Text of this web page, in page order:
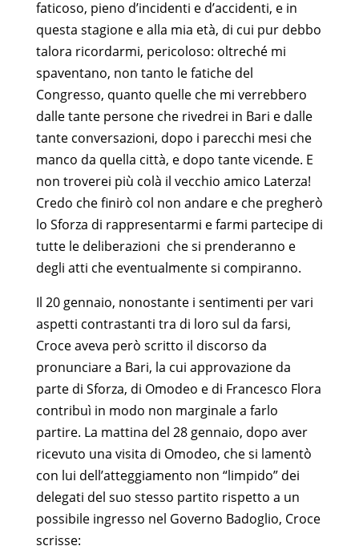
faticoso, pieno d’incidenti e d’accidenti, e in
questa stagione e alla mia età, di cui pur debbo
talora ricordarmi, pericoloso: oltreché mi
spaventano, non tanto le fatiche del
Congresso, quanto quelle che mi verrebbero
dalle tante persone che rivedrei in Bari e dalle
tante conversazioni, dopo i parecchi mesi che
manco da quella città, e dopo tante vicende. E
non troverei più colà il vecchio amico Laterza!
Credo che finirò col non andare e che pregherò
lo Sforza di rappresentarmi e farmi partecipe di
tutte le deliberazioni che si prenderanno e
degli atti che eventualmente si compiranno.
Il 20 gennaio, nonostante i sentimenti per vari
aspetti contrastanti tra di loro sul da farsi,
Croce aveva però scritto il discorso da
pronunciare a Bari, la cui approvazione da
parte di Sforza, di Omodeo e di Francesco Flora
contribuì in modo non marginale a farlo
partire. La mattina del 28 gennaio, dopo aver
ricevuto una visita di Omodeo, che si lamentò
con lui dell’atteggiamento non “limpido” dei
delegati del suo stesso partito rispetto a un
possibile ingresso nel Governo Badoglio, Croce
scrisse: